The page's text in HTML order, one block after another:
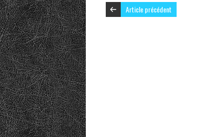
Article précédent